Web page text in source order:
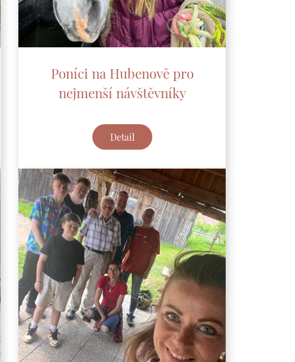
Poníci na Hubenově pro
nejmenší návštěvníky
Detail